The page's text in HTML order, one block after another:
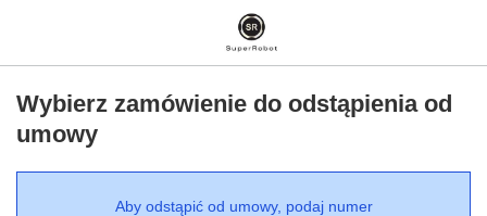
Wybierz zamówienie do odstąpienia od
umowy
Aby odstąpić od umowy, podaj numer